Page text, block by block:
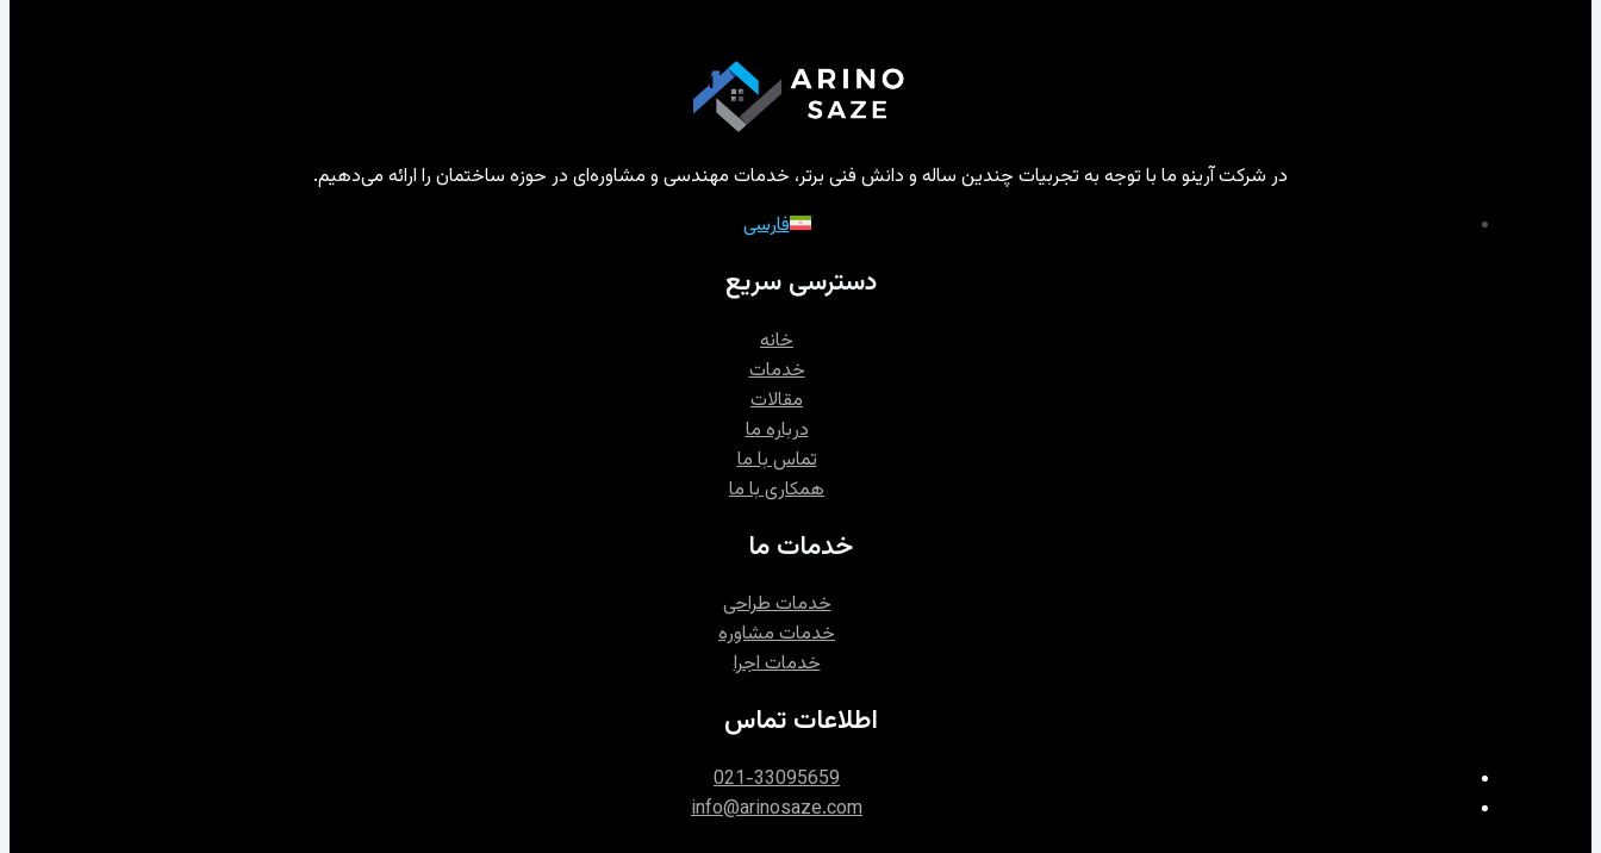
در شرکت آرینو ما با توجه به تجربیات چندین ساله و دانش فنی برتر، خدمات مهندسی و مشاوره‌ای در حوزه ساختمان را ارائه می‌دهیم.
فارسی
دسترسی سریع
خانه
خدمات
مقالات
درباره ما
تماس با ما
همکاری با ما
خدمات ما
خدمات طراحی
خدمات مشاوره‌
خدمات اجرا
اطلاعات تماس
021-33095659
info@arinosaze.com